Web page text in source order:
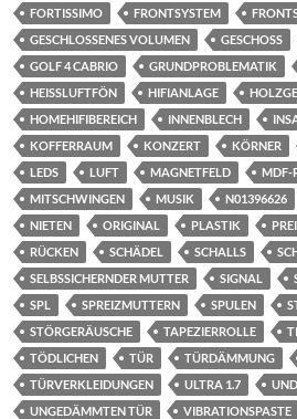
FORTISSIMO
FRONTSYSTEM
GESCHLOSSENES VOLUMEN
GESCHOSS
GOLF 4 CABRIO
GRUNDPROBLEMATIK
HEISSLUFTFÖN
HIFIANLAGE
HOMEHIFIBEREICH
INNENBLECH
KOFFERRAUM
KONZERT KÖRNER
LEDS
LUFT MAGNETFELD MDF-
MITSCHWINGEN
MUSIK N01396626
NIETEN
ORIGINAL PLASTIK
RÜCKEN
SCHÄDEL SCHALLS
SELBSSICHERNDER MUTTER
SIGNAL
SPL
SPREIZMUTTERN SPULEN
STÖRGERÄUSCHE
TAPEZIERROLLE
TÖDLICHEN
TÜR TÜRDÄMMUNG
TÜRVERKLEIDUNGEN
ULTRA 1.7 UND
UNGEDÄMMTEN TÜR
VIBRATIONSPASTE